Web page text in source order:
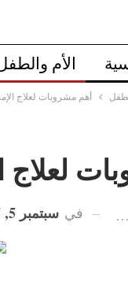
الأم
أهم مشروبات لعلاج
في سبتمبر 5, 2025